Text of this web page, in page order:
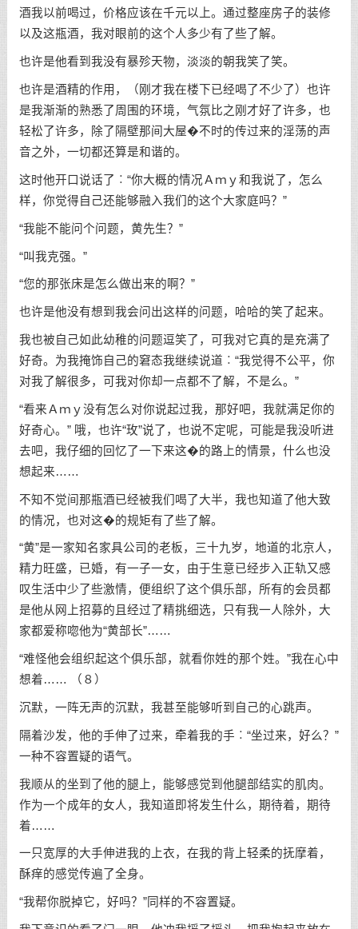
酒我以前喝过，价格应该在千元以上。通过整座房子的装修
以及这瓶酒，我对眼前的这个人多少有了些了解。
也许是他看到我没有暴殄天物，淡淡的朝我笑了笑。
也许是酒精的作用，（刚才我在楼下已经喝了不少了）也许
是我渐渐的熟悉了周围的环境，气氛比之刚才好了许多，也
轻松了许多，除了隔壁那间大屋�不时的传过来的淫荡的声
音之外，一切都还算是和谐的。
这时他开口说话了︰“你大概的情况Ａｍｙ和我说了，怎么
样，你觉得自己还能够融入我们的这个大家庭吗？”
“我能不能问个问题，黄先生？”
“叫我克强。”
“您的那张床是怎么做出来的啊？”
也许是他没有想到我会问出这样的问题，哈哈的笑了起来。
我也被自己如此幼稚的问题逗笑了，可我对它真的是充满了
好奇。为我掩饰自己的窘态我继续说道︰“我觉得不公平，你
对我了解很多，可我对你却一点都不了解，不是么。”
“看来Ａｍｙ没有怎么对你说起过我，那好吧，我就满足你的
好奇心。” 哦，也许“玫”说了，也说不定呢，可能是我没听进
去吧，我仔细的回忆了一下来这�的路上的情景，什么也没
想起来……
不知不觉间那瓶酒已经被我们喝了大半，我也知道了他大致
的情况，也对这�的规矩有了些了解。
“黄”是一家知名家具公司的老板，三十九岁，地道的北京人，
精力旺盛，已婚，有一子一女，由于生意已经步入正轨又感
叹生活中少了些激情，便组织了这个俱乐部，所有的会员都
是他从网上招募的且经过了精挑细选，只有我一人除外，大
家都爱称唿他为“黄部长”……
“难怪他会组织起这个俱乐部，就看你姓的那个姓。”我在心中
想着…… （８）
沉默，一阵无声的沉默，我甚至能够听到自己的心跳声。
隔着沙发，他的手伸了过来，牵着我的手︰“坐过来，好么？”
一种不容置疑的语气。
我顺从的坐到了他的腿上，能够感觉到他腿部结实的肌肉。
作为一个成年的女人，我知道即将发生什么，期待着，期待
着……
一只宽厚的大手伸进我的上衣，在我的背上轻柔的抚摩着，
酥痒的感觉传遍了全身。
“我帮你脱掉它，好吗？”同样的不容置疑。